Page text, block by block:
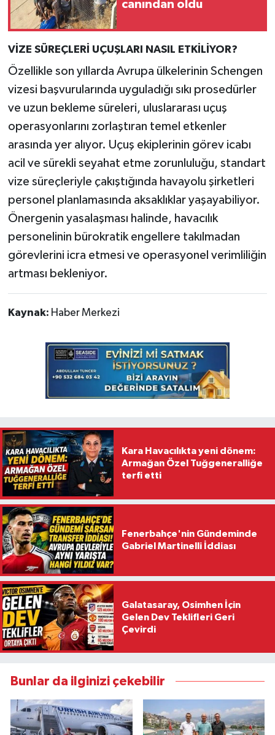
canından oldu
VİZE SÜREÇLERİ UÇUŞLARI NASIL ETKİLİYOR?
Özellikle son yıllarda Avrupa ülkelerinin Schengen
vizesi başvurularında uyguladığı sıkı prosedürler
ve uzun bekleme süreleri, uluslararası uçuş
operasyonlarını zorlaştıran temel etkenler
arasında yer alıyor. Uçuş ekiplerinin görev icabı
acil ve sürekli seyahat etme zorunluluğu, standart
vize süreçleriyle çakıştığında havayolu şirketleri
personel planlamasında aksaklıklar yaşayabiliyor.
Önergenin yasalaşması halinde, havacılık
personelinin bürokratik engellere takılmadan
görevlerini icra etmesi ve operasyonel verimliliğin
artması bekleniyor.
Kaynak: Haber Merkezi
Kara Havacılıkta yeni dönem:
Armağan Özel Tuğgeneralliğe
terfi etti
Fenerbahçe'nin Gündeminde
Gabriel Martinelli İddiası
Galatasaray, Osimhen İçin
Gelen Dev Teklifleri Geri
Çevirdi
Bunlar da ilginizi çekebilir